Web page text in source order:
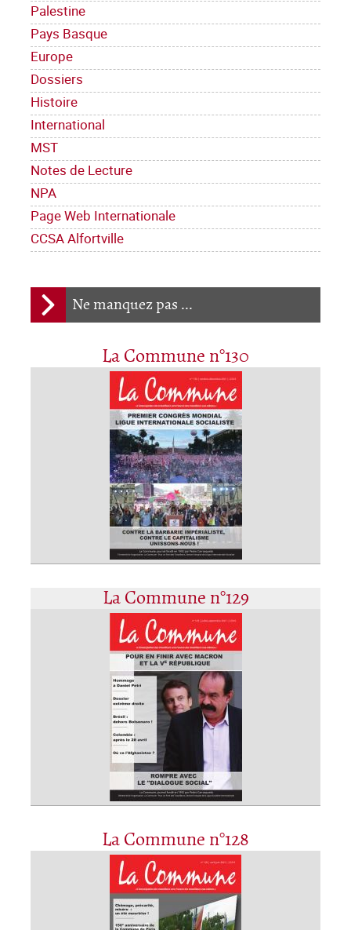
Palestine
Pays Basque
Europe
Dossiers
Histoire
International
MST
Notes de Lecture
NPA
Page Web Internationale
CCSA Alfortville
Ne manquez pas ...
La Commune n°130
La Commune n°129
La Commune n°128